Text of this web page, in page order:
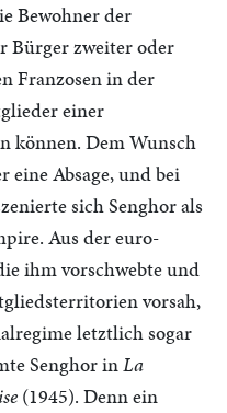
Bewohner der
Bürger zweiter oder
Franzosen in der
einer
können. Dem Wunsch
eine Absage, und bei
sich Senghor als
Aus der euro-
ihm vorschwebte und
vorsah,
letztlich sogar
Senghor inLa
(1945). Denn ein